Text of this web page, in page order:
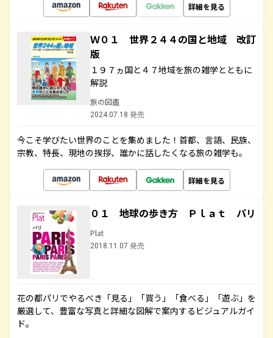
詳細を見る
Ｗ０１ 世界２４４の国と地域 改訂
版
１９７ヵ国と４７地域を旅の雑学とともに
解説
旅の図鑑
2024.07.18 発売
今こそ学びたい世界のことを集めました！首都、言語、民族、
宗教、特長、現地の挨拶、誰かに話したくなる旅の雑学も。
詳細を見る
０１ 地球の歩き方 Ｐｌａｔ パリ
Plat
2018.11.07 発売
花の都パリでやるべき「見る」「買う」「食べる」「遊ぶ」を
厳選して、豊富な写真と詳細な図解で案内するビジュアルガイ
ド。